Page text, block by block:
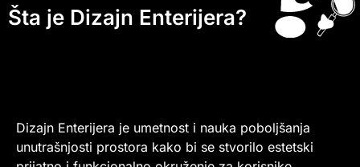
Šta je Dizajn Enterijera?
Dizajn Enterijera je umetnost i nauka poboljšanja
unutrašnjosti prostora kako bi se stvorilo estetski